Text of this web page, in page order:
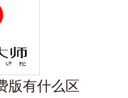
版有什么区